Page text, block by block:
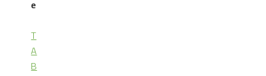
e
T
A
B